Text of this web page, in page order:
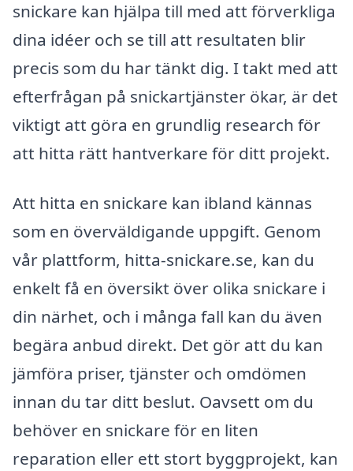
snickare kan hjälpa till med att förverkliga
dina idéer och se till att resultaten blir
precis som du har tänkt dig. I takt med att
efterfrågan på snickartjänster ökar, är det
viktigt att göra en grundlig research för
att hitta rätt hantverkare för ditt projekt.
Att hitta en snickare kan ibland kännas
som en överväldigande uppgift. Genom
vår plattform, hitta-snickare.se, kan du
enkelt få en översikt över olika snickare i
din närhet, och i många fall kan du även
begära anbud direkt. Det gör att du kan
jämföra priser, tjänster och omdömen
innan du tar ditt beslut. Oavsett om du
behöver en snickare för en liten
reparation eller ett stort byggprojekt, kan